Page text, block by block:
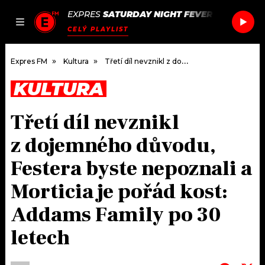
JAK
SEZNAM.CZ
EXPRES SATURDAY NIGHT FEVER
CELÝ PLAYLIST
DOMŮ
ČLÁNKY
AKTUÁLNĚ
HUDBA
ROZHOVORY
#NEBUDUDOMA
PODCASTY
JAK NALADIT
RÁDIO
APLIKACE
Expres FM Kultura Třetí díl nevznikl z dojemného důvodu, Festera byste nepoznali a Morticia je pořád kost: Addams Family po 30 letech
KULTURA
Třetí díl nevznikl
z dojemného důvodu,
Festera byste nepoznali a
Morticia je pořád kost:
Addams Family po 30
letech